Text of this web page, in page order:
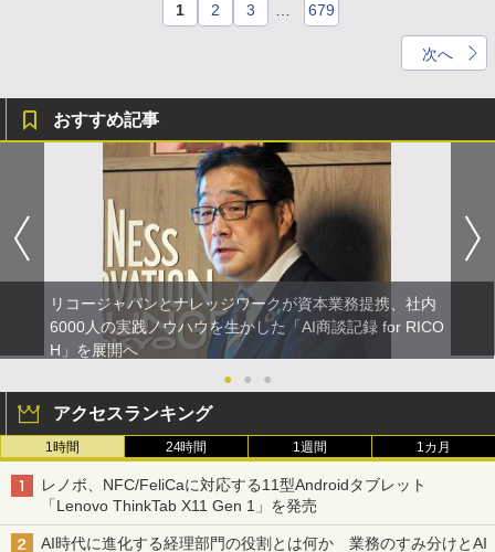
1 2 3 679
次へ
おすすめ記事
リコージャパンとナレッジワークが資本業務提携、社内
6000人の実践ノウハウを生かした「AI商談記録 for RICO
H」を展開へ
●
● ●
アクセスランキング
1時間 24時間 1週間 1カ月
レノボ、NFC/FeliCaに対応する11型Androidタブレット
「Lenovo ThinkTab X11 Gen 1」を発売
AI時代に進化する経理部門の役割とは何か 業務のすみ分けとAI